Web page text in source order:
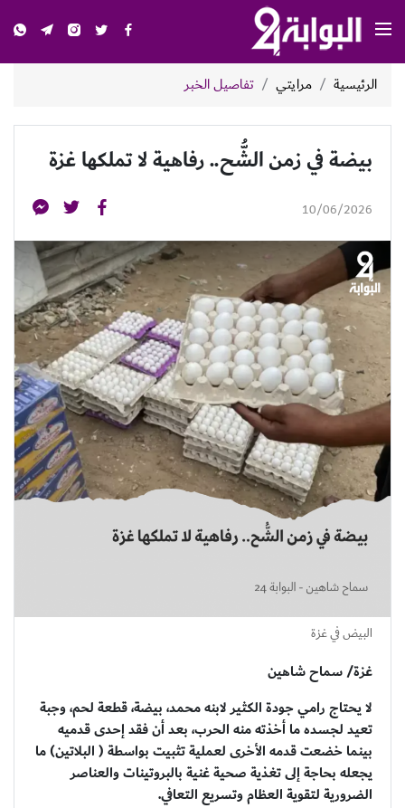
الرئيسية مرايتي تفاصيل الخبر
بيضة في زمن الشُّح.. رفاهية لا تملكها غزة
10/06/2026
البيض في غزة
غزة/ سماح شاهين
لا يحتاج رامي جودة الكثير لابنه محمد، بيضة، قطعة لحم، وجبة
تعيد لجسده ما أخذته منه الحرب، بعد أن فقد إحدى قدميه
بينما خضعت قدمه الأخرى لعملية تثبيت بواسطة ( البلاتين) ما
يجعله بحاجة إلى تغذية صحية غنية بالبروتينات والعناصر
الضرورية لتقوية العظام وتسريع التعافي.